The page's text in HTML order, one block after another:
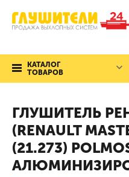
КАТАЛОГ
ТОВАРОВ
ГЛУШИТЕЛЬ
(RENAULT
(21.273)